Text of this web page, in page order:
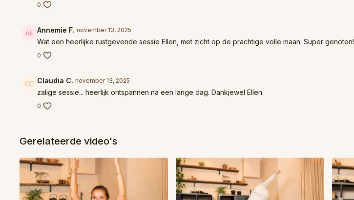
0
Annemie F. november 13, 2025
Wat een heerlijke rustgevende sessie Ellen, met zicht op de prachtige volle maan. Super genoten!
0
Claudia C. november 13, 2025
zalige sessie... heerlijk ontspannen na een lange dag. Dankjewel Ellen.
0
Gerelateerde video's